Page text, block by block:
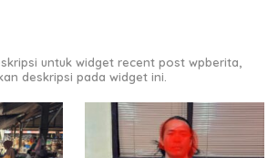
untuk widget recent post wpberita,
deskripsi pada widget ini.